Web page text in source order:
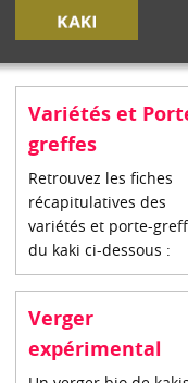
Variétés et
greffes
Retrouvez les fiches
récapitulatives des
variétés et porte-
du kaki ci-dessous :
Verger
expérimental